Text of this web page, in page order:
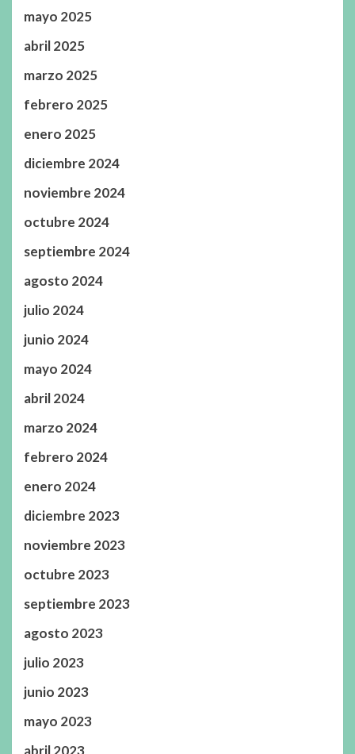
mayo 2025
abril 2025
marzo 2025
febrero 2025
enero 2025
diciembre 2024
noviembre 2024
octubre 2024
septiembre 2024
agosto 2024
julio 2024
junio 2024
mayo 2024
abril 2024
marzo 2024
febrero 2024
enero 2024
diciembre 2023
noviembre 2023
octubre 2023
septiembre 2023
agosto 2023
julio 2023
junio 2023
mayo 2023
abril 2023